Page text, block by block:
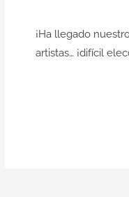
¡Ha llegado
artistas… ¡difícil